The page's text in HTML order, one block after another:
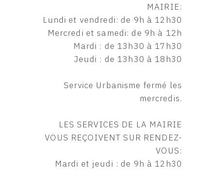
MAIRIE:
Lundi et vendredi: de 9h à 12h30
Mercredi et samedi: de 9h à 12h
Mardi : de 13h30 à 17h30
Jeudi : de 13h30 à 18h30
Service Urbanisme fermé les
mercredis.
LES SERVICES DE LA MAIRIE
VOUS REÇOIVENT SUR RENDEZ-
VOUS:
Mardi et jeudi : de 9h à 12h30